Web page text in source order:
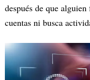
después de que
cuentas ni busca